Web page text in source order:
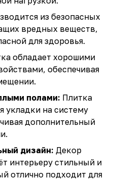
из безопасных
вредных веществ,
для здоровья.
обладает хорошими
обеспечивая
полами: Плитка
укладки на систему
дополнительный
дизайн: Декор
интерьеру стильный и
отлично подходит для